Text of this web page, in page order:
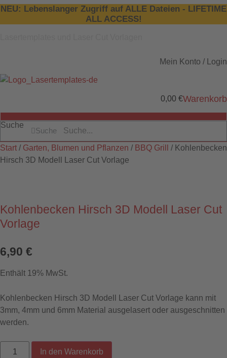
Zum
NEU: Lebenslanger Zugriff auf ALLE Dateien - LIFETIME
ALL ACCESS!
Mein Konto / Login
0,00 €Warenkorb
Suche
Suche
Start / Garten, Blumen und Pflanzen / BBQ Grill
/ Kohlenbecken
Hirsch 3D Modell Laser Cut Vorlage
Kohlenbecken Hirsch 3D Modell Laser Cut
Vorlage
6,90 €
Enthält 19% MwSt.
Kohlenbecken Hirsch 3D Modell Laser Cut Vorlage kann mit
3mm, 4mm und 6mm Material ausgelasert oder ausgeschnitten
werden.
Kohlenbecken
Hirsch
In den Warenkorb